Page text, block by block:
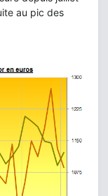
au pic des